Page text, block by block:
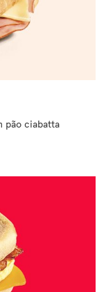
pão ciabatta